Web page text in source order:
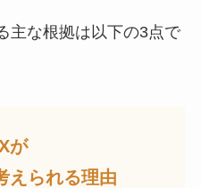
主な根拠は以下の3点で
が
えられる理由